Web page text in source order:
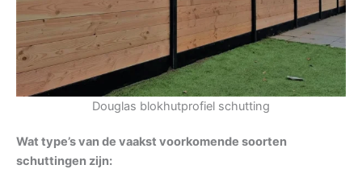
Douglas blokhutprofiel schutting
Wat type’s van de vaakst voorkomende soorten
schuttingen zijn: